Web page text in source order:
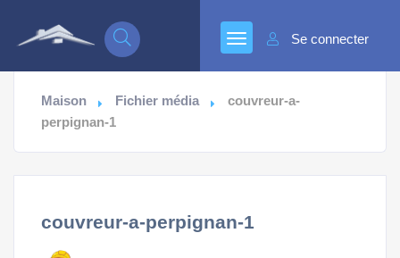
Se connecter
Maison Fichier média
couvreur-a-
perpignan-1
couvreur-a-perpignan-1